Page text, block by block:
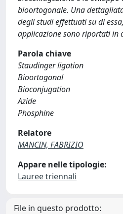
bioortogonale. Una
degli studi effettuati su di
applicazione sono riportati in
Parola chiave
Staudinger ligation
Bioortogonal
Bioconjugation
Azide
Phosphine
Relatore
MANCIN, FABRIZIO
Appare nelle tipologie:
Lauree triennali
File in questo prodotto: